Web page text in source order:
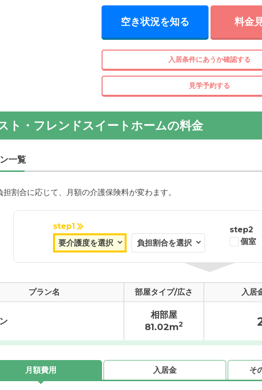
空き状況を知る 料金
入居条件にあうか確認する
見学予約する
ト・フレンドスイートホームの料金
一覧
担割合に応じて、月額の介護保険料が変わます。
step1 step2
個室
プラン名 部屋タイプ/広さ 入居
相部屋
81.02m2
月額費用 入居金 そ